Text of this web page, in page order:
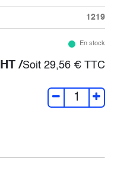
1219
En stock
HT /Soit 29,56 € TTC